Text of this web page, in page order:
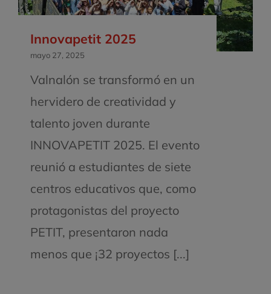
Innovapetit 2025
mayo 27, 2025
Valnalón se transformó en un
hervidero de creatividad y
talento joven durante
INNOVAPETIT 2025. El evento
reunió a estudiantes de siete
centros educativos que, como
protagonistas del proyecto
PETIT, presentaron nada
menos que ¡32 proyectos [...]